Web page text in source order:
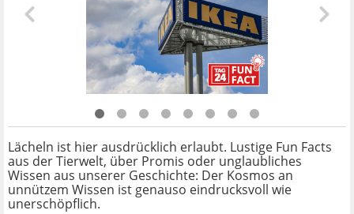
Lächeln ist hier ausdrücklich erlaubt. Lustige Fun Facts
aus der Tierwelt, über Promis oder unglaubliches
Wissen aus unserer Geschichte: Der Kosmos an
unnützem Wissen ist genauso eindrucksvoll wie
unerschöpflich.